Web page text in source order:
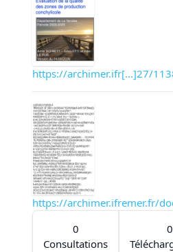
https://archimer.ifr[...]27/
https://archimer.ifremer.fr/
0
Consultations
0